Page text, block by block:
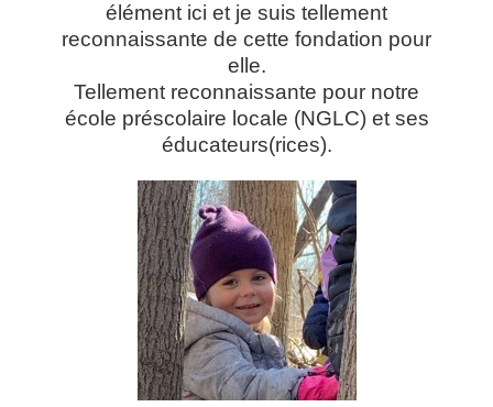
élément ici et je suis tellement
reconnaissante de cette fondation pour
elle.
Tellement reconnaissante pour notre
école préscolaire locale (NGLC) et ses
éducateurs(rices).